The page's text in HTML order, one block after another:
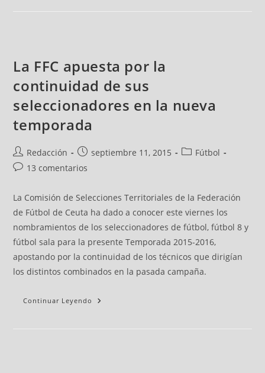
La FFC apuesta por la
continuidad de sus
seleccionadores en la nueva
temporada
Redacción septiembre 11, 2015
Fútbol
13 comentarios
La Comisión de Selecciones Territoriales de la Federación
de Fútbol de Ceuta ha dado a conocer este viernes los
nombramientos de los seleccionadores de fútbol, fútbol 8 y
fútbol sala para la presente Temporada 2015-2016,
apostando por la continuidad de los técnicos que dirigían
los distintos combinados en la pasada campaña.
Continuar Leyendo